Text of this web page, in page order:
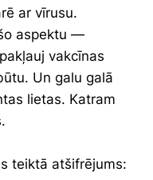
ar vīrusu.
aspektu —
vakcīnas
Un galu galā
lietas. Katram
teiktā atšifrējums: